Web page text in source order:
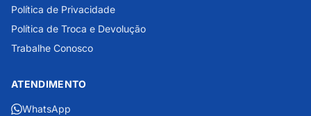
Política de Privacidade
Política de Troca e Devolução
Trabalhe Conosco
ATENDIMENTO
WhatsApp